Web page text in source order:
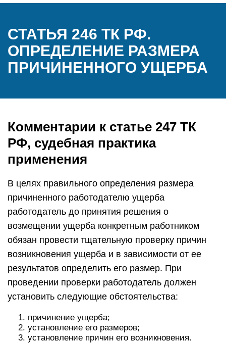
СТАТЬЯ 246 ТК РФ.
ОПРЕДЕЛЕНИЕ РАЗМЕРА
ПРИЧИНЕННОГО УЩЕРБА
Комментарии к статье 247 ТК
РФ, судебная практика
применения
В целях правильного определения размера
причиненного работодателю ущерба
работодатель до принятия решения о
возмещении ущерба конкретным работником
обязан провести тщательную проверку причин
возникновения ущерба и в зависимости от ее
результатов определить его размер. При
проведении проверки работодатель должен
установить следующие обстоятельства:
причинение ущерба;
установление его размеров;
установление причин его возникновения.